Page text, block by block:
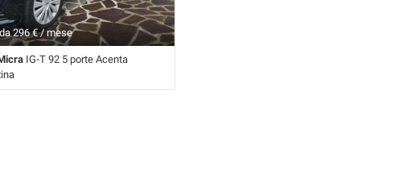
296 € / mese
IG-T 92 5 porte Acenta